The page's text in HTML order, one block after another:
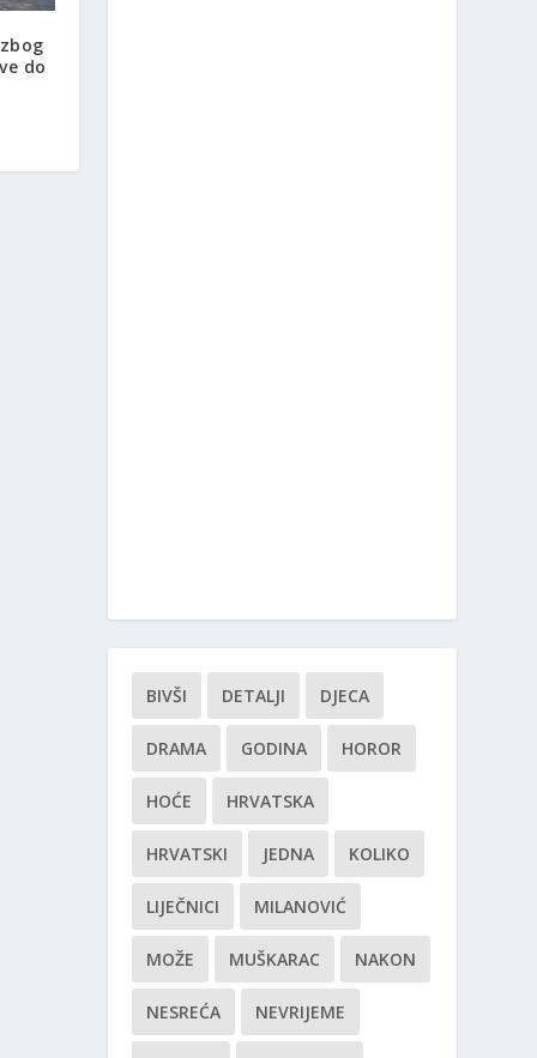
do
BIVŠI DETALJI DJECA
DRAMA GODINA HOROR
HOĆE HRVATSKA
HRVATSKI JEDNA KOLIKO
LIJEČNICI MILANOVIĆ
MOŽE MUŠKARAC NAKON
NESREĆA NEVRIJEME